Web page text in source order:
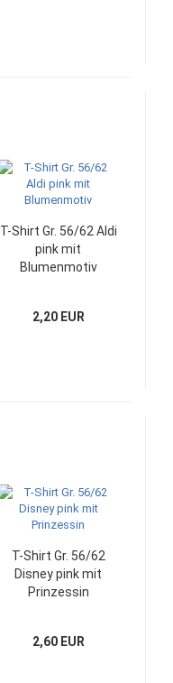
T-Shirt Gr. 56/62 Aldi
pink mit
Blumenmotiv
2,20 EUR
T-Shirt Gr. 56/62
Disney pink mit
Prinzessin
2,60 EUR